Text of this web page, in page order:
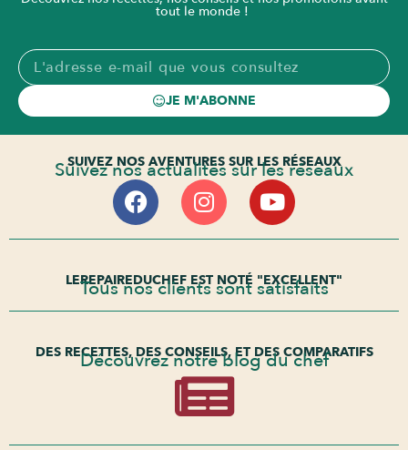
tout le monde !
JE M'ABONNE
SUIVEZ NOS AVENTURES SUR LES RÉSEAUX
Suivez nos actualités sur les réseaux
LEREPAIREDUCHEF EST NOTÉ "EXCELLENT"
Tous nos clients sont satisfaits
DES RECETTES, DES CONSEILS, ET DES COMPARATIFS
Découvrez notre blog du chef